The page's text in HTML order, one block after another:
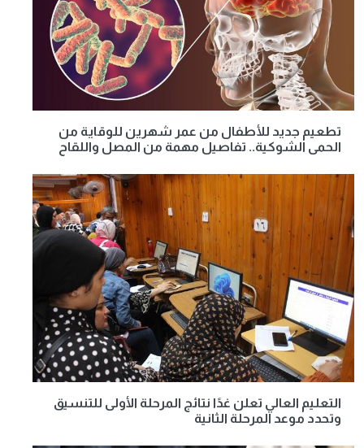
تطعيم جديد للأطفال من عمر شهرين للوقاية من
الحمى الشوكية.. تفاصيل مهمة من المصل واللقاح
التعليم العالي تعلن غدًا نتائج المرحلة الأولى للتنسيق
وتحدد موعد المرحلة الثانية